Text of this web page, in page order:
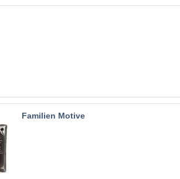
Familien Motive